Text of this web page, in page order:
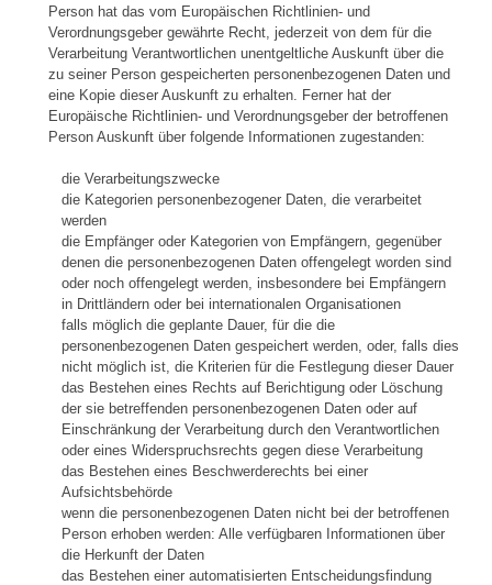
Person hat das vom Europäischen Richtlinien- und
Verordnungsgeber gewährte Recht, jederzeit von dem für die
Verarbeitung Verantwortlichen unentgeltliche Auskunft über die
zu seiner Person gespeicherten personenbezogenen Daten und
eine Kopie dieser Auskunft zu erhalten. Ferner hat der
Europäische Richtlinien- und Verordnungsgeber der betroffenen
Person Auskunft über folgende Informationen zugestanden:
die Verarbeitungszwecke
die Kategorien personenbezogener Daten, die verarbeitet
werden
die Empfänger oder Kategorien von Empfängern, gegenüber
denen die personenbezogenen Daten offengelegt worden sind
oder noch offengelegt werden, insbesondere bei Empfängern
in Drittländern oder bei internationalen Organisationen
falls möglich die geplante Dauer, für die die
personenbezogenen Daten gespeichert werden, oder, falls dies
nicht möglich ist, die Kriterien für die Festlegung dieser Dauer
das Bestehen eines Rechts auf Berichtigung oder Löschung
der sie betreffenden personenbezogenen Daten oder auf
Einschränkung der Verarbeitung durch den Verantwortlichen
oder eines Widerspruchsrechts gegen diese Verarbeitung
das Bestehen eines Beschwerderechts bei einer
Aufsichtsbehörde
wenn die personenbezogenen Daten nicht bei der betroffenen
Person erhoben werden: Alle verfügbaren Informationen über
die Herkunft der Daten
das Bestehen einer automatisierten Entscheidungsfindung